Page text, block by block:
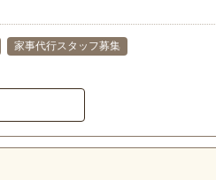
家事代行スタッフ募集